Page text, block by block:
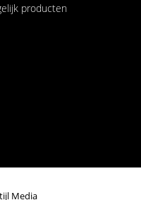
producten
Media